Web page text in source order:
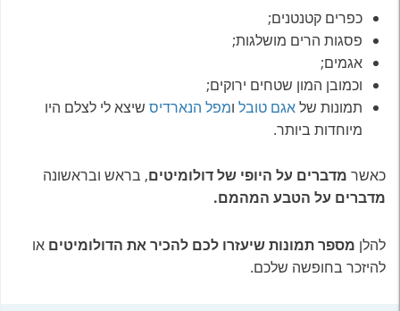
כפרים קטנטנים;
פסגות הרים מושלגות;
אגמים;
וכמובן המון שטחים ירוקים;
תמונות שלאגם טובל ומפל הנארדיס שיצא לי לצלם היו
מיוחדות ביותר.
כאשר מדברים על היופי של דולומיטים, בראש ובראשונה
מדברים על הטבע המהמם.
להלן מספר תמונות שיעזרו לכם להכיר את הדולומיטים או
להיזכר בחופשה שלכם.